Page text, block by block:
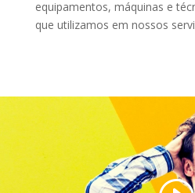
equipamentos, máquinas e
que utilizamos em nossos